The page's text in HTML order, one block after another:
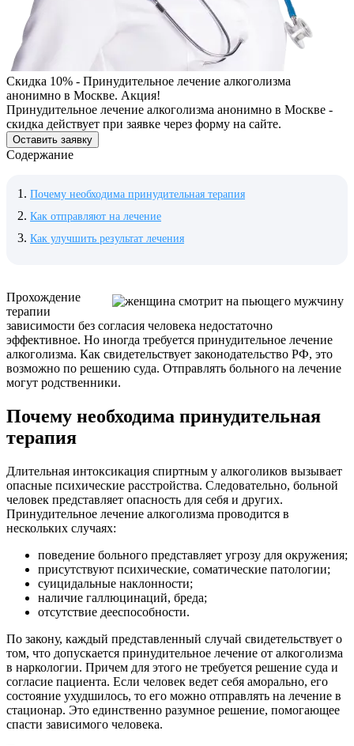
Скидка 10% - Принудительное лечение алкоголизма
анонимно в Москве. Акция!
Принудительное лечение алкоголизма анонимно в Москве -
скидка действует при заявке через форму на сайте.
Оставить заявку
Содержание
Почему необходима принудительная терапия
Как отправляют на лечение
Как улучшить результат лечения
Прохождение
терапии
зависимости без согласия человека недостаточно
эффективное. Но иногда требуется принудительное лечение
алкоголизма. Как свидетельствует законодательство РФ, это
возможно по решению суда. Отправлять больного на лечение
могут родственники.
Почему необходима принудительная
терапия
Длительная интоксикация спиртным у алкоголиков вызывает
опасные психические расстройства. Следовательно, больной
человек представляет опасность для себя и других.
Принудительное лечение алкоголизма проводится в
нескольких случаях:
поведение больного представляет угрозу для окружения;
присутствуют психические, соматические патологии;
суицидальные наклонности;
наличие галлюцинаций, бреда;
отсутствие дееспособности.
По закону, каждый представленный случай свидетельствует о
том, что допускается принудительное лечение от алкоголизма
в наркологии. Причем для этого не требуется решение суда и
согласие пациента. Если человек ведет себя аморально, его
состояние ухудшилось, то его можно отправлять на лечение в
стационар. Это единственно разумное решение, помогающее
спасти зависимого человека.